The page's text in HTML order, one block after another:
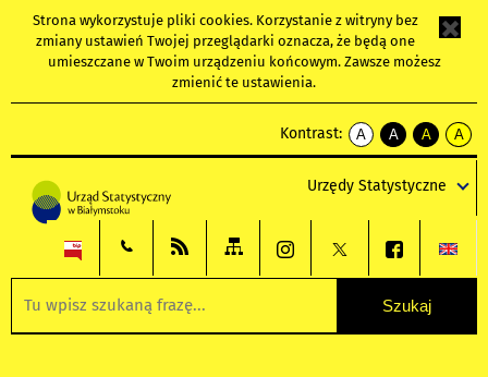
Strona wykorzystuje pliki cookies. Korzystanie z witryny bez
zmiany ustawień Twojej przeglądarki oznacza, że będą one
umieszczane w Twoim urządzeniu końcowym. Zawsze możesz
zmienić te ustawienia.
Kontrast:
A
kontrast
A
kontrast
tekst
czarnym
A
kontrast
tekst
czarnym
A
tekst
żółtym
Urzędy Statystyczne